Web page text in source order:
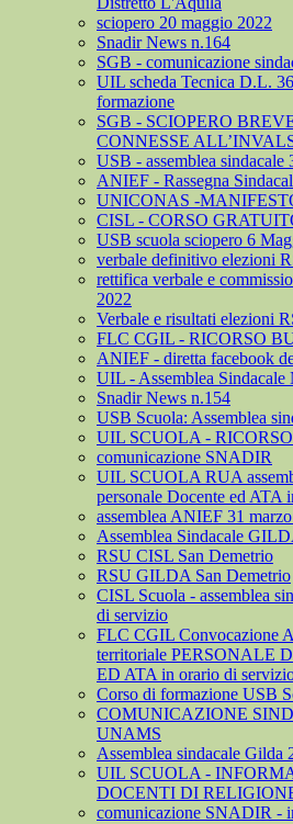
sciopero 20 maggio 2022
Snadir News n.164
SGB - comunicazione
UIL scheda Tecnica D.L.
formazione
SGB - SCIOPERO
CONNESSE
USB - assemblea sindacale
ANIEF - Rassegna
UNICONAS -
CISL - CORSO
USB scuola sciopero 6
verbale definitivo elezioni
rettifica verbale e
2022
Verbale e risultati elezioni
FLC CGIL - RICORSO
ANIEF - diretta facebook
UIL - Assemblea Sindacale
Snadir News n.154
USB Scuola: Assemblea
UIL SCUOLA -
comunicazione SNADIR
UIL SCUOLA RUA
personale Docente ed ATA
assemblea ANIEF 31
Assemblea Sindacale
RSU CISL San Demetrio
RSU GILDA San Demetrio
CISL Scuola - assemblea
di servizio
FLC CGIL Convocazione
territoriale PERSONALE
ED ATA in orario di
Corso di formazione USB
COMUNICAZIONE
UNAMS
Assemblea sindacale Gilda
UIL SCUOLA -
DOCENTI DI
comunicazione SNADIR -